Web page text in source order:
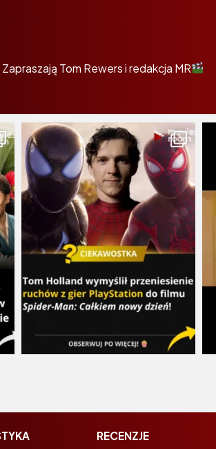
Tom Rewers i redakcja MR
RECENZJE